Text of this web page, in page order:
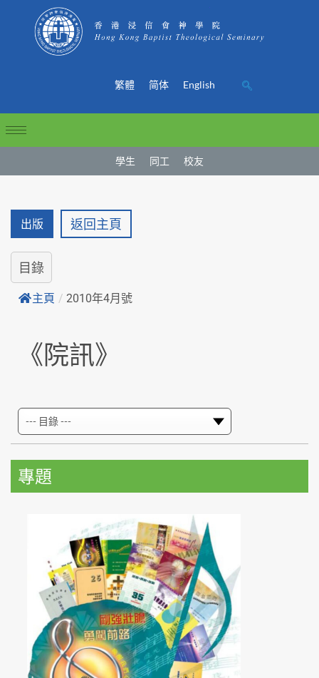
繁體 简体 English
學生 同工 校友
出版 返回主頁
目錄
主頁 / 2010年4月號
《院訊》
專題